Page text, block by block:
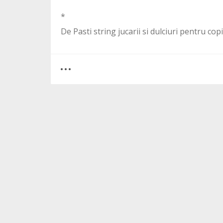
*
De Pasti string jucarii si dulciuri pentru